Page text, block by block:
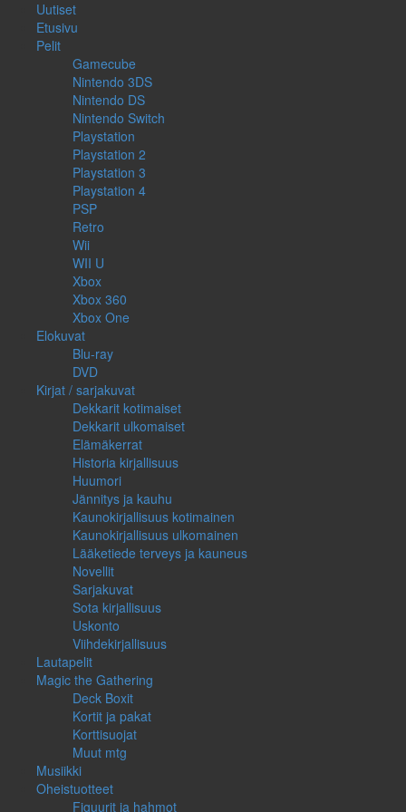
Uutiset
Etusivu
Pelit
Gamecube
Nintendo 3DS
Nintendo DS
Nintendo Switch
Playstation
Playstation 2
Playstation 3
Playstation 4
PSP
Retro
Wii
WII U
Xbox
Xbox 360
Xbox One
Elokuvat
Blu-ray
DVD
Kirjat / sarjakuvat
Dekkarit kotimaiset
Dekkarit ulkomaiset
Elämäkerrat
Historia kirjallisuus
Huumori
Jännitys ja kauhu
Kaunokirjallisuus kotimainen
Kaunokirjallisuus ulkomainen
Lääketiede terveys ja kauneus
Novellit
Sarjakuvat
Sota kirjallisuus
Uskonto
Viihdekirjallisuus
Lautapelit
Magic the Gathering
Deck Boxit
Kortit ja pakat
Korttisuojat
Muut mtg
Musiikki
Oheistuotteet
Figuurit ja hahmot